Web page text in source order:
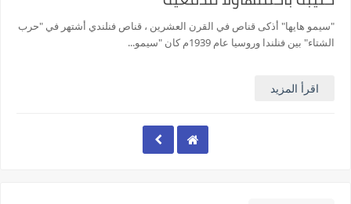
"سيمو هايها" أذكى قناص في القرن العشرين ، قناص فنلندي أشتهر في "حرب
الشتاء" بين فنلندا وروسيا عام 1939م كان "سيمو...
اقرأ المزيد